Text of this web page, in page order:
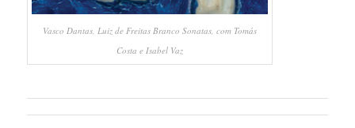
Vasco Dantas, Luiz de Freitas Branco Sonatas, com Tomás
Costa e Isabel Vaz